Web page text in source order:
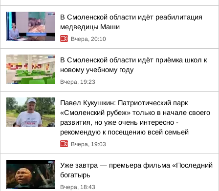
В Смоленской области идёт реабилитация
медведицы Маши
Вчера, 20:10
В Смоленской области идёт приёмка школ к
новому учебному году
Вчера, 19:23
Павел Кукушкин: Патриотический парк
«Смоленский рубеж» только в начале своего
развития, но уже очень интересно -
рекомендую к посещению всей семьей
Вчера, 19:03
Уже завтра — премьера фильма «Последний
богатырь
Вчера, 18:43